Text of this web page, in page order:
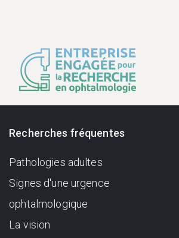
Recherches fréquentes
Pathologies adultes
Signes d'une urgence
ophtalmologique
La vision